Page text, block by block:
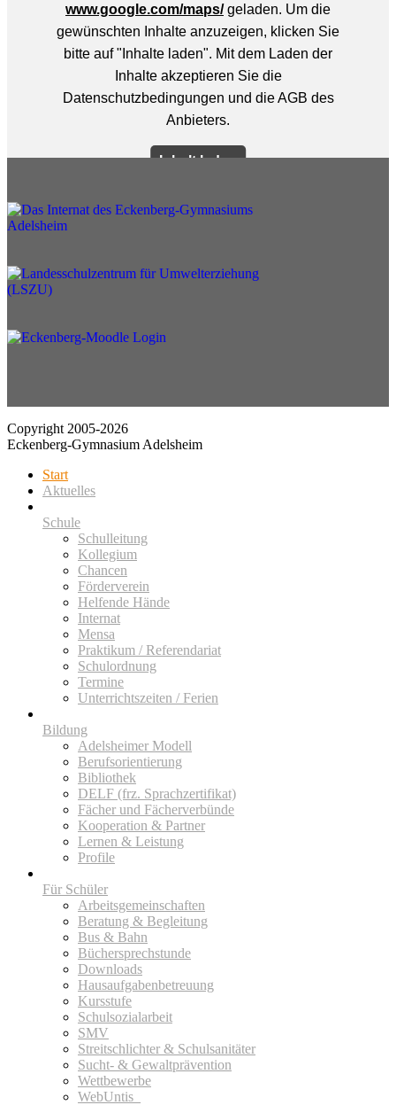
Copyright 2005-2026
Eckenberg-Gymnasium Adelsheim
Start
Aktuelles
Schule
Schulleitung
Kollegium
Chancen
Förderverein
Helfende Hände
Internat
Mensa
Praktikum / Referendariat
Schulordnung
Termine
Unterrichtszeiten / Ferien
Bildung
Adelsheimer Modell
Berufsorientierung
Bibliothek
DELF (frz. Sprachzertifikat)
Fächer und Fächerverbünde
Kooperation & Partner
Lernen & Leistung
Profile
Für Schüler
Arbeitsgemeinschaften
Beratung & Begleitung
Bus & Bahn
Büchersprechstunde
Downloads
Hausaufgabenbetreuung
Kursstufe
Schulsozialarbeit
SMV
Streitschlichter & Schulsanitäter
Sucht- & Gewaltprävention
Wettbewerbe
WebUntis_